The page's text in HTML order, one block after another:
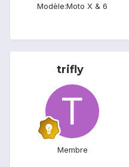
Modèle:Moto X & 6
trifly
Membre